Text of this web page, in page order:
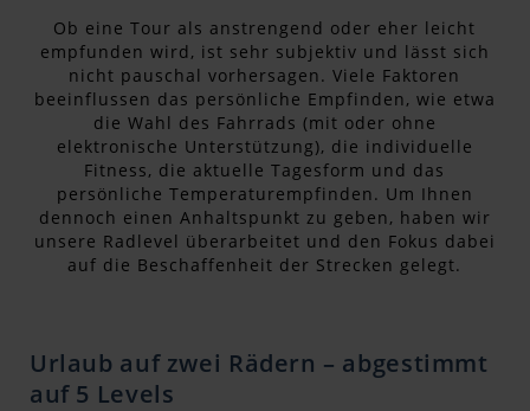
Ob eine Tour als anstrengend oder eher leicht
empfunden wird, ist sehr subjektiv und lässt sich
nicht pauschal vorhersagen. Viele Faktoren
beeinflussen das persönliche Empfinden, wie etwa
die Wahl des Fahrrads (mit oder ohne
elektronische Unterstützung), die individuelle
Fitness, die aktuelle Tagesform und das
persönliche Temperaturempfinden. Um Ihnen
dennoch einen Anhaltspunkt zu geben, haben wir
unsere Radlevel überarbeitet und den Fokus dabei
auf die Beschaffenheit der Strecken gelegt.
Urlaub auf zwei Rädern – abgestimmt
auf 5 Levels